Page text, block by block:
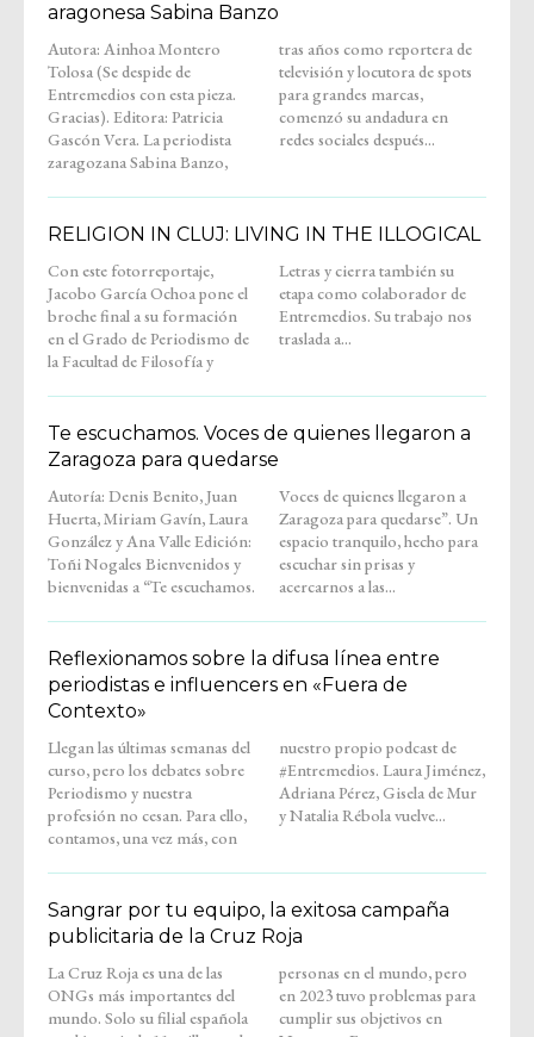
aragonesa Sabina Banzo
Autora: Ainhoa Montero
Tolosa (Se despide de
Entremedios con esta pieza.
Gracias). Editora: Patricia
Gascón Vera. La periodista
zaragozana Sabina Banzo,
tras años como reportera de
televisión y locutora de spots
para grandes marcas,
comenzó su andadura en
redes sociales después...
RELIGION IN CLUJ: LIVING IN THE ILLOGICAL
Con este fotorreportaje,
Jacobo García Ochoa pone el
broche final a su formación
en el Grado de Periodismo de
la Facultad de Filosofía y
Letras y cierra también su
etapa como colaborador de
Entremedios. Su trabajo nos
traslada a...
Te escuchamos. Voces de quienes llegaron a
Zaragoza para quedarse
Autoría: Denis Benito, Juan
Huerta, Miriam Gavín, Laura
González y Ana Valle Edición:
Toñi Nogales Bienvenidos y
bienvenidas a “Te escuchamos.
Voces de quienes llegaron a
Zaragoza para quedarse”. Un
espacio tranquilo, hecho para
escuchar sin prisas y
acercarnos a las...
Reflexionamos sobre la difusa línea entre
periodistas e influencers en «Fuera de
Contexto»
Llegan las últimas semanas del
curso, pero los debates sobre
Periodismo y nuestra
profesión no cesan. Para ello,
contamos, una vez más, con
nuestro propio podcast de
#Entremedios. Laura Jiménez,
Adriana Pérez, Gisela de Mur
y Natalia Rébola vuelve...
Sangrar por tu equipo, la exitosa campaña
publicitaria de la Cruz Roja
La Cruz Roja es una de las
ONGs más importantes del
mundo. Solo su filial española
personas en el mundo, pero
en 2023 tuvo problemas para
cumplir sus objetivos en